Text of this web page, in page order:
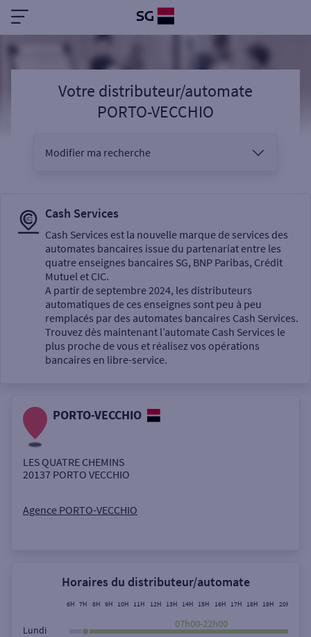
Votre distributeur/automate
PORTO-VECCHIO
Modifier ma recherche
Sélectionnez votre recherche
Un service
Autour de moi
Rechercher
Cash Services
Cash Services est la nouvelle marque de services des
automates bancaires issue du partenariat entre les
quatre enseignes bancaires SG, BNP Paribas, Crédit
Mutuel et CIC.
A partir de septembre 2024, les distributeurs
automatiques de ces enseignes sont peu à peu
remplacés par des automates bancaires Cash Services.
Trouvez dès maintenant l’automate Cash Services le
plus proche de vous et réalisez vos opérations
bancaires en libre-service.
PORTO-VECCHIO
LES QUATRE CHEMINS
20137 PORTO VECCHIO
Agence PORTO-VECCHIO
Horaires du distributeur/automate
6H 7H 8H 9H 10H 11H 12H 13H 14H 15H 16H 17H 18H 19H 20H
Lundi
07h00-22h00